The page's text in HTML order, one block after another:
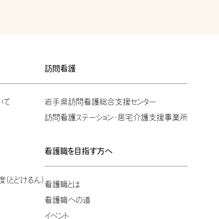
て
とどけるん)
訪問看護
岩手県訪問看護総合支援センター
訪問看護ステーション・居宅介護支援事業所
看護職を目指す方へ
看護職とは
看護職への道
イベント